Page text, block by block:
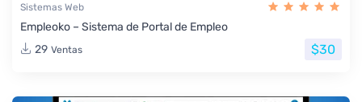
Sistemas Web
Empleoko – Sistema de Portal de Empleo
29 Ventas $30